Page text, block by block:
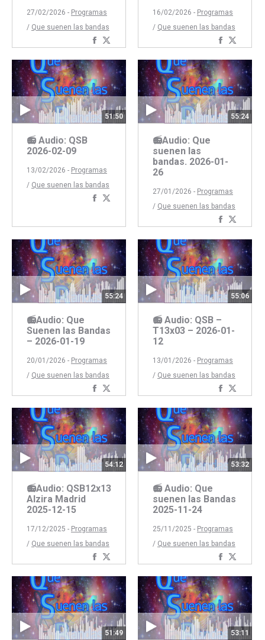
27/02/2026 - Programas
/ Que suenen las bandas
Compartir
Facebook
Twitter
16/02/2026 - Programas
/ Que suenen las bandas
Compartir
51:50
📻 Audio: QSB
2026-02-09
13/02/2026 - Programas
/ Que suenen las bandas
Compartir
Facebook
Twitter
55:24
📻Audio: Que
suenen las
bandas. 2026-01-
26
27/01/2026 - Programas
/ Que suenen las bandas
Compartir
55:24
📻Audio: Que
Suenen las Bandas
– 2026-01-19
20/01/2026 - Programas
/ Que suenen las bandas
Compartir
Facebook
Twitter
55:06
📻 Audio: QSB –
T13x03 – 2026-01-
12
13/01/2026 - Programas
/ Que suenen las bandas
Compartir
54:12
📻Audio: QSB12x13
Alzira Madrid
2025-12-15
17/12/2025 - Programas
/ Que suenen las bandas
Compartir
Facebook
Twitter
53:32
📻 Audio: Que
suenen las Bandas
2025-11-24
25/11/2025 - Programas
/ Que suenen las bandas
Compartir
51:49 53:11